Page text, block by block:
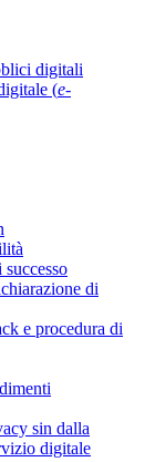
digitali
(e-
di
e procedura di
sin dalla
digitale